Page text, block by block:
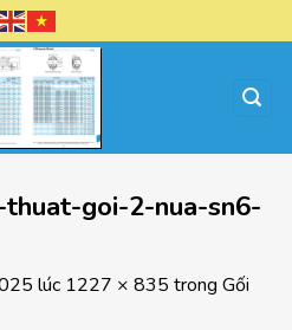
goi-2-nua-sn6-
lúc 1227 × 835 trong Gối